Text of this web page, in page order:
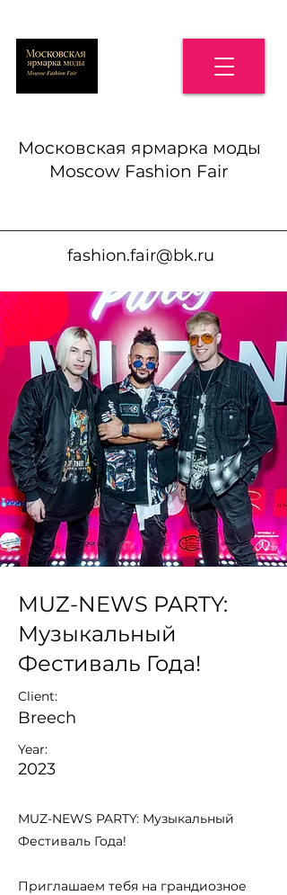
Московская ярмарка моды
Moscow Fashion Fair
fashion.fair@bk.ru
MUZ-NEWS PARTY:
Музыкальный
Фестиваль Года!
Client:
Breech
Year:
2023
MUZ-NEWS PARTY: Музыкальный
Фестиваль Года!
Приглашаем тебя на грандиозное